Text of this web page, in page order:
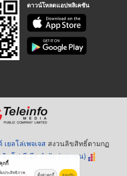
ดาวน์โหลดแอปพลิเคชัน
ยลโล่เพจเจส สงวนลิขสิทธิ์ตามกฏ
อินโฟ มีเดีย จำกัด (มหาชน)
กกี้
มประสิทธิภาพ
ตั้งค่าคุกกี้ ยอมรับ